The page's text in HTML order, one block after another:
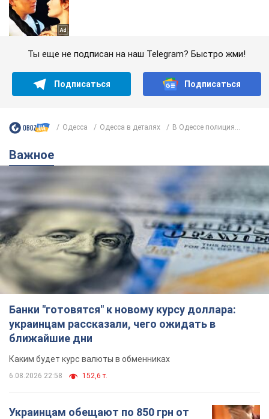
Ты еще не подписан на наш Telegram? Быстро жми!
Подписаться Подписаться
Одесса Одесса в деталях В Одессе полиция...
Важное
Банки "готовятся" к новому курсу доллара:
украинцам рассказали, чего ожидать в
ближайшие дни
Каким будет курс валюты в обменниках
6.08.2026 22:58 152,6 т.
Украинцам обещают по 850 грн от